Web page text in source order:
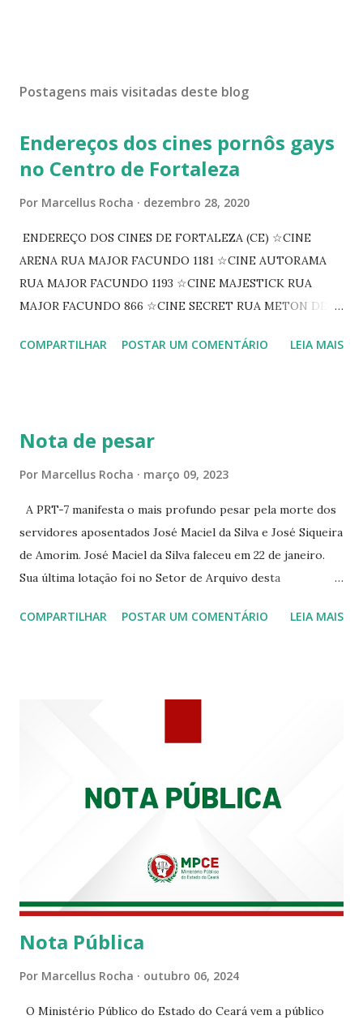
Postagens mais visitadas deste blog
Endereços dos cines pornôs gays
no Centro de Fortaleza
Por Marcellus Rocha dezembro 28, 2020
ENDEREÇO DOS CINES DE FORTALEZA (CE) ☆CINE
ARENA RUA MAJOR FACUNDO 1181 ☆CINE AUTORAMA
RUA MAJOR FACUNDO 1193 ☆CINE MAJESTICK RUA
MAJOR FACUNDO 866 ☆CINE SECRET RUA METON DE
PEIXOTO 1307 ☆CINE IRIS RUA FLORIANO PEIXOTO 1206
☆CINE VIP CLUBE RUA 24 DE MAIO 825 ☆CINE ECLIPSE
COMPARTILHAR POSTAR UM COMENTÁRIO LEIA MAIS
Nota de pesar
Por Marcellus Rocha março 09, 2023
A PRT-7 manifesta o mais profundo pesar pela morte dos
servidores aposentados José Maciel da Silva e José Siqueira
de Amorim. José Maciel da Silva faleceu em 22 de janeiro.
Sua última lotação foi no Setor de Arquivo desta
Siqueira Amorim faleceu em 28 de fevereiro e encerrou a
COMPARTILHAR POSTAR UM COMENTÁRIO LEIA MAIS
Nota Pública
Por Marcellus Rocha outubro 06, 2024
O Ministério Público do Estado do Ceará vem a público